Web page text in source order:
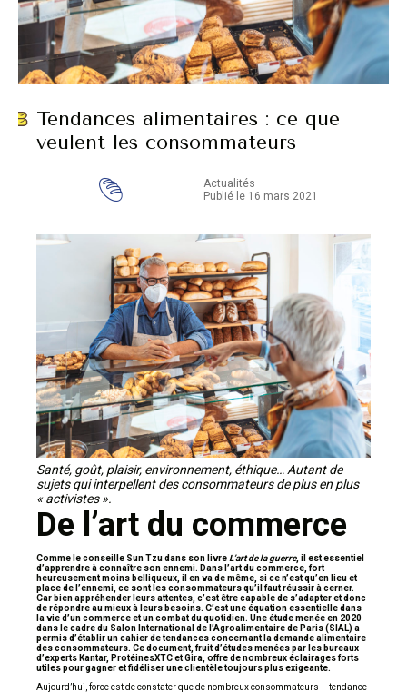
Tendances alimentaires : ce que
veulent les consommateurs
Actualités
Publié le 16 mars 2021
Santé, goût, plaisir, environnement, éthique… Autant de
sujets qui interpellent des consommateurs de plus en plus
« activistes ».
De l’art du commerce
Comme le conseille Sun Tzu dans son livre L’art de la guerre, il est essentiel
d’apprendre à connaître son ennemi. Dans l’art du commerce, fort
heureusement moins belliqueux, il en va de même, si ce n’est qu’en lieu et
place de l’ennemi, ce sont les consommateurs qu’il faut réussir à cerner.
Car bien appréhender leurs attentes, c’est être capable de s’adapter et donc
de répondre au mieux à leurs besoins. C’est une équation essentielle dans
la vie d’un commerce et un combat du quotidien. Une étude menée en 2020
dans le cadre du Salon International de l’Agroalimentaire de Paris (SIAL) a
permis d’établir un cahier de tendances concernant la demande alimentaire
des consommateurs. Ce document, fruit d’études menées par les bureaux
d’experts Kantar, ProtéinesXTC et Gira, offre de nombreux éclairages forts
utiles pour gagner et fidéliser une clientèle toujours plus exigeante.
Aujourd’hui, force est de constater que de nombreux consommateurs – tendance